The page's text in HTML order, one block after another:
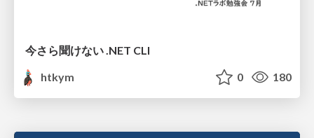
今さら聞けない .NET CLI
htkym
0 180